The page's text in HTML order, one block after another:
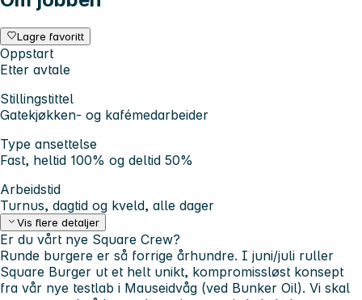
Lagre favoritt
Oppstart
Etter avtale
Stillingstittel
Gatekjøkken- og kafémedarbeider
Type ansettelse
Fast, heltid 100% og deltid 50%
Arbeidstid
Turnus, dagtid og kveld, alle dager
Vis flere detaljer
Er du vårt nye Square Crew?
Runde burgere er så forrige århundre. I juni/juli ruller
Square Burger ut et helt unikt, kompromissløst konsept
fra vår nye testlab i Mauseidvåg (ved Bunker Oil). Vi skal